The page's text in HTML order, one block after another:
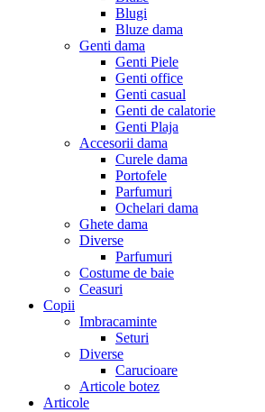
Blugi
Bluze dama
Genti dama
Genti Piele
Genti office
Genti casual
Genti de calatorie
Genti Plaja
Accesorii dama
Curele dama
Portofele
Parfumuri
Ochelari dama
Ghete dama
Diverse
Parfumuri
Costume de baie
Ceasuri
Copii
Imbracaminte
Seturi
Diverse
Carucioare
Articole botez
Articole